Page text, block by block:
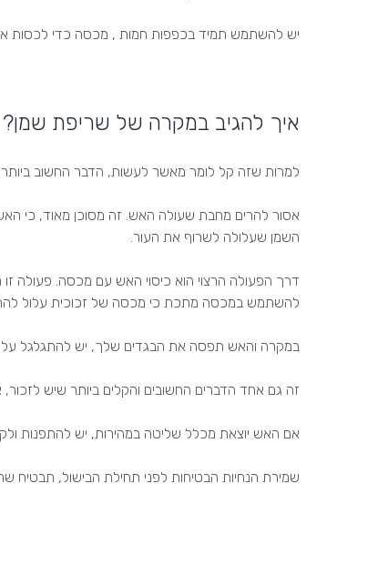
יש להשתמש תמיד בכפפות חמות , מכסה כדי לכסות
איך להגיב במקרה של שריפת שמן?
למרות שזה קל לומר מאשר לעשות, הדבר החשוב ביותר
אסור להרים מחבת שעולה האש. זה מסוכן מאוד, כי
השמן שעלולה לשרוף את העור.
להשתמש במכסה מתכת כי מכסה של זכוכית עלול
במקרה והאש תפסה את הבגדים שלך, יש להתגלגל על
זה גם אחד הדברים החשובים והקלים ביותר שיש
אם האש יוצאת מכלל שליטה במהירות, יש להתפנות
שמירת הנחיות הבטיחות לפני תחילת הבישול, תבטיח